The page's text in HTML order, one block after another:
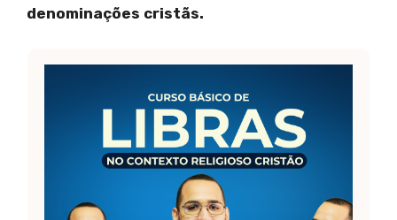
denominações cristãs.